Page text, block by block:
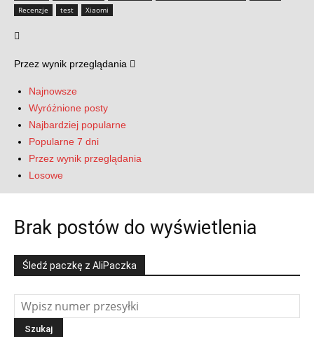
Recenzje
test Xiaomi
Przez wynik przeglądania
Najnowsze
Wyróżnione posty
Najbardziej popularne
Popularne 7 dni
Przez wynik przeglądania
Losowe
Brak postów do wyświetlenia
Śledź paczkę z AliPaczka